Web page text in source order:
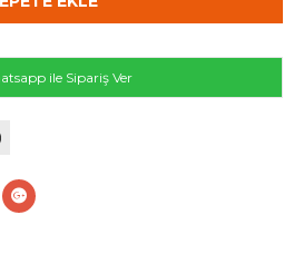
ile Sipariş Ver